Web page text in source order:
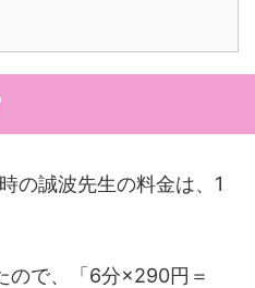
の誠波先生の料金は、1
ので、「6分×290円＝